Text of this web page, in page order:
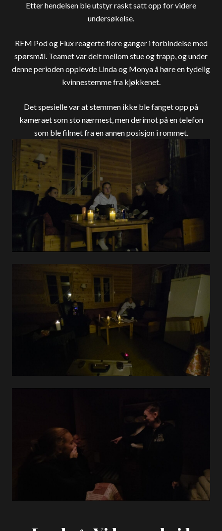
Etter hendelsen ble utstyr raskt satt opp for videre
undersøkelse.
REM Pod og Flux reagerte flere ganger i forbindelse med
spørsmål. Teamet var delt mellom stue og trapp, og under
denne perioden opplevde Linda og Monya å høre en tydelig
kvinnestemme fra kjøkkenet.
Det spesielle var at stemmen ikke ble fanget opp på
kameraet som sto nærmest, men derimot på en telefon
som ble filmet fra en annen posisjon i rommet.